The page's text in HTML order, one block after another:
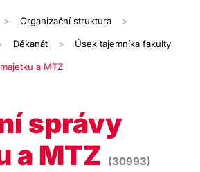
Organizační struktura
Děkanát Úsek tajemníka fakulty
a MTZ
správy
a MTZ (30993)